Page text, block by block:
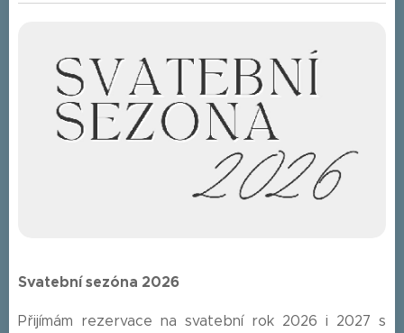
Svatební sezóna 2026
Přijímám rezervace na svatební rok 2026 i 2027 s